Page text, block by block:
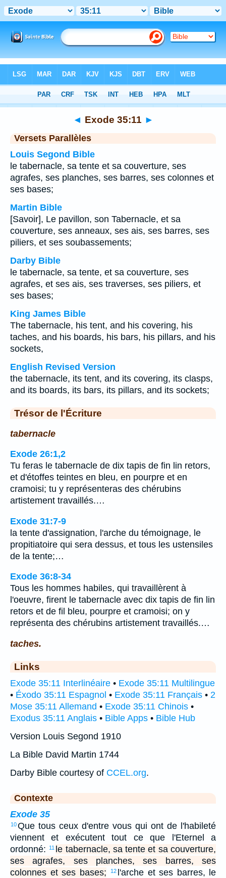
Chapitre 35> Verset 11
◄ Exode 35:11 ►
Versets Parallèles
Louis Segond Bible
le tabernacle, sa tente et sa couverture, ses
agrafes, ses planches, ses barres, ses colonnes et
ses bases;
Martin Bible
[Savoir], Le pavillon, son Tabernacle, et sa
couverture, ses anneaux, ses ais, ses barres, ses
piliers, et ses soubassements;
Darby Bible
le tabernacle, sa tente, et sa couverture, ses
agrafes, et ses ais, ses traverses, ses piliers, et
ses bases;
King James Bible
The tabernacle, his tent, and his covering, his
taches, and his boards, his bars, his pillars, and his
sockets,
English Revised Version
the tabernacle, its tent, and its covering, its clasps,
and its boards, its bars, its pillars, and its sockets;
Trésor de l'Écriture
tabernacle
Exode 26:1,2
Tu feras le tabernacle de dix tapis de fin lin retors,
et d'étoffes teintes en bleu, en pourpre et en
cramoisi; tu y représenteras des chérubins
artistement travaillés.…
Exode 31:7-9
la tente d'assignation, l'arche du témoignage, le
propitiatoire qui sera dessus, et tous les ustensiles
de la tente;…
Exode 36:8-34
Tous les hommes habiles, qui travaillèrent à
l'oeuvre, firent le tabernacle avec dix tapis de fin lin
retors et de fil bleu, pourpre et cramoisi; on y
représenta des chérubins artistement travaillés.…
taches.
Links
Exode 35:11 Interlinéaire • Exode 35:11 Multilingue
• Éxodo 35:11 Espagnol • Exode 35:11 Français • 2
Mose 35:11 Allemand • Exode 35:11 Chinois •
Exodus 35:11 Anglais • Bible Apps • Bible Hub
Version Louis Segond 1910
La Bible David Martin 1744
Darby Bible courtesy of CCEL.org.
Contexte
Exode 35
10Que tous ceux d'entre vous qui ont de l'habileté
viennent et exécutent tout ce que l'Eternel a
ordonné:
11 le tabernacle, sa tente et sa couverture,
ses agrafes, ses planches, ses barres, ses
colonnes et ses bases;
12 l'arche et ses barres, le